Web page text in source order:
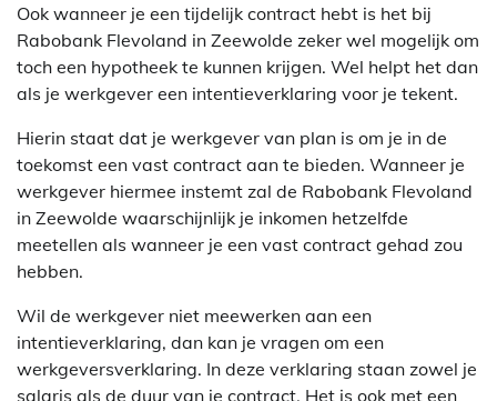
Ook wanneer je een tijdelijk contract hebt is het bij
Rabobank Flevoland in Zeewolde zeker wel mogelijk om
toch een hypotheek te kunnen krijgen. Wel helpt het dan
als je werkgever een intentieverklaring voor je tekent.
Hierin staat dat je werkgever van plan is om je in de
toekomst een vast contract aan te bieden. Wanneer je
werkgever hiermee instemt zal de Rabobank Flevoland
in Zeewolde waarschijnlijk je inkomen hetzelfde
meetellen als wanneer je een vast contract gehad zou
hebben.
Wil de werkgever niet meewerken aan een
intentieverklaring, dan kan je vragen om een
werkgeversverklaring. In deze verklaring staan zowel je
salaris als de duur van je contract. Het is ook met een